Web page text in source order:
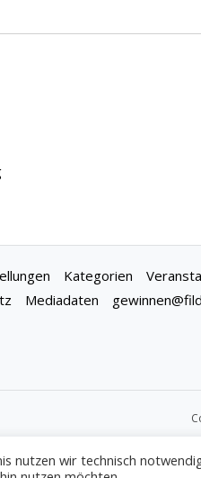
Kategorien
Mediadaten
nutzen wir technisch